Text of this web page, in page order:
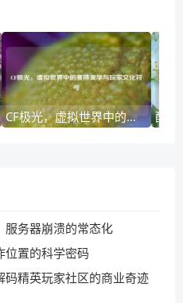
CF极光，虚拟世界中的赛博美学与玩家文化符号
服务器崩溃的常态化
位置的科学密码
精英玩家社区的商业奇迹